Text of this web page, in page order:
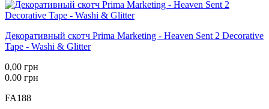
Декоративный скотч Prima Marketing - Heaven Sent 2 Decorative
Tape - Washi & Glitter
0,00 грн
0.00 грн
FA188